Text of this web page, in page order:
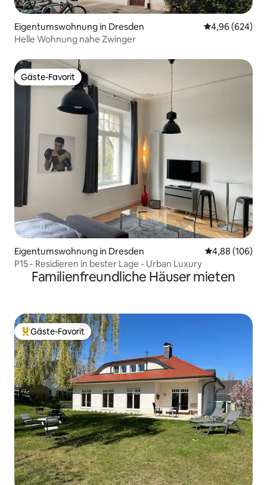
Eigentumswohnung in Dresden
4,96 (624)
Helle Wohnung nahe Zwinger
Gäste-Favorit
Gäste-Favorit
Eigentumswohnung in Dresden
4,88 (106)
P15 - Residieren in bester Lage - Urban Luxury
Familienfreundliche Häuser mieten
Beliebter Gäste-Favorit.
Gäste-Favorit